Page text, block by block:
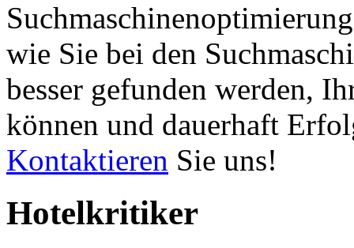
wie Sie bei den
besser gefunden werden,
können und dauerhaft
Kontaktieren Sie uns!
Hotelkritiker